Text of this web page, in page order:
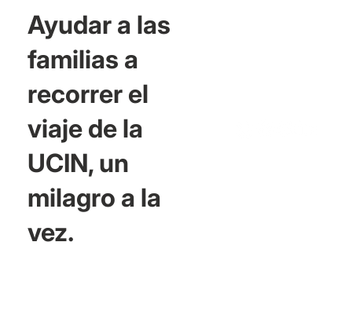
Ayudar a las
familias a
recorrer el
viaje de la
UCIN, un
milagro a la
vez.